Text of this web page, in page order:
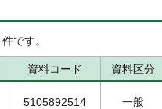
件です。
資料コード 資料区分
5105892514 一般